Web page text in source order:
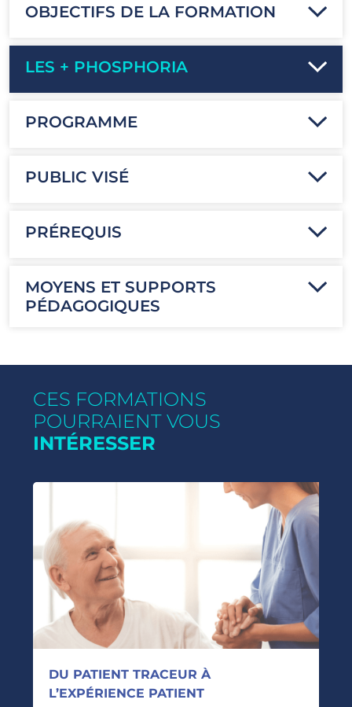
OBJECTIFS DE LA FORMATION
LES + PHOSPHORIA
PROGRAMME
PUBLIC VISÉ
PRÉREQUIS
MOYENS ET SUPPORTS
PÉDAGOGIQUES
CES FORMATIONS
POURRAIENT VOUS
INTÉRESSER
DU PATIENT TRACEUR À
L’EXPÉRIENCE PATIENT